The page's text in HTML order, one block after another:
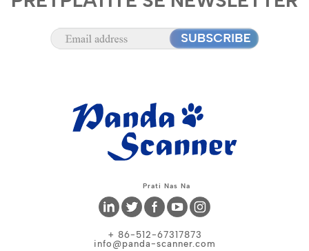
Prati Nas Na
+ 86-512-67317873
info@panda-scanner.com